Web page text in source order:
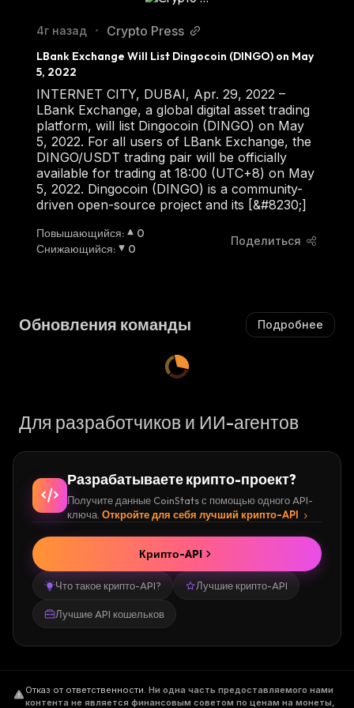
4г назад • Crypto Press
LBank Exchange Will List Dingocoin (DINGO) on May
5, 2022
INTERNET CITY, DUBAI, Apr. 29, 2022 –
LBank Exchange, a global digital asset trading
platform, will list Dingocoin (DINGO) on May
5, 2022. For all users of LBank Exchange, the
DINGO/USDT trading pair will be officially
available for trading at 18:00 (UTC+8) on May
5, 2022. Dingocoin (DINGO) is a community-
driven open-source project and its [&#8230;]
Повышающийся:
0
Снижающийся: 0
Поделиться
Обновления команды Подробнее
Для разработчиков и ИИ-агентов
Разрабатываете крипто-проект?
Получите данные CoinStats с помощью одного API-
ключа. Откройте для себя лучший крипто-API
Что такое крипто-API? Лучшие крипто-API
Лучшие API кошельков
Крипто-API
Отказ от ответственности. Ни одна часть предоставляемого нами
контента не является финансовым советом по ценам на монеты,